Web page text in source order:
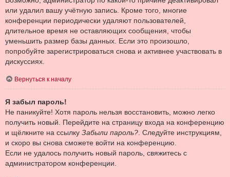
или удалил вашу учётную запись. Кроме того, многие
конференции периодически удаляют пользователей,
длительное время не оставляющих сообщения, чтобы
уменьшить размер базы данных. Если это произошло,
попробуйте зарегистрироваться снова и активнее участвовать в
дискуссиях.
Вернуться к началу
Я забыл пароль!
Не паникуйте! Хотя пароль нельзя восстановить, можно легко
получить новый. Перейдите на страницу входа на конференцию
и щёлкните на ссылку Забыли пароль?. Следуйте инструкциям,
и скоро вы снова сможете войти на конференцию.
Если не удалось получить новый пароль, свяжитесь с
администратором конференции.